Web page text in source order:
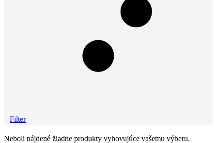
Filter
Neboli nájdené žiadne produkty vyhovujúce vašemu výberu.